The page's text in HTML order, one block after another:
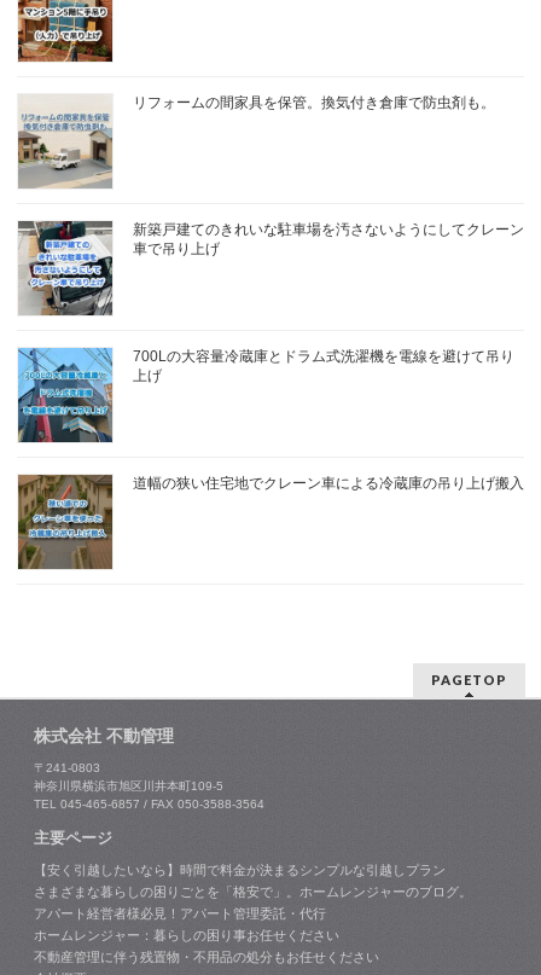
リフォームの間家具を保管。換気付き倉庫で防虫剤も。
新築戸建てのきれいな駐車場を汚さないようにしてクレーン
車で吊り上げ
700Lの大容量冷蔵庫とドラム式洗濯機を電線を避けて吊り
上げ
道幅の狭い住宅地でクレーン車による冷蔵庫の吊り上げ搬入
PAGETOP
株式会社 不動管理
〒241-0803
神奈川県横浜市旭区川井本町109-5
TEL 045-465-6857 / FAX 050-3588-3564
主要ページ
【安く引越したいなら】時間で料金が決まるシンプルな引越しプラン
さまざまな暮らしの困りごとを「格安で」。ホームレンジャーのブログ。
アパート経営者様必見！アパート管理委託・代行
ホームレンジャー：暮らしの困り事お任せください
不動産管理に伴う残置物・不用品の処分もお任せください